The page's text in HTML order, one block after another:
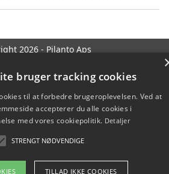
2026 - Pilanto Aps
bruger tracking cookies
til at forbedre brugeroplevelsen. Ved at
accepterer du alle cookies i
med vores cookiepolitik. Detaljer
STRENGT NØDVENDIGE
TILLAD IKKE COOKIES